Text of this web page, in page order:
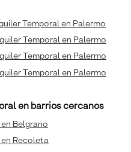
Temporal en Palermo
Temporal en Palermo
Temporal en Palermo
Temporal en Palermo
en barrios cercanos
Belgrano
en Recoleta